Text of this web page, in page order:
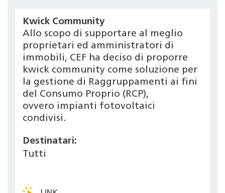
Kwick Community
Allo scopo di supportare al meglio
proprietari ed amministratori di
immobili, CEF ha deciso di proporre
kwick community come soluzione per
la gestione di Raggruppamenti ai fini
del Consumo Proprio (RCP),
ovvero impianti fotovoltaici
condivisi.
Destinatari:
Tutti